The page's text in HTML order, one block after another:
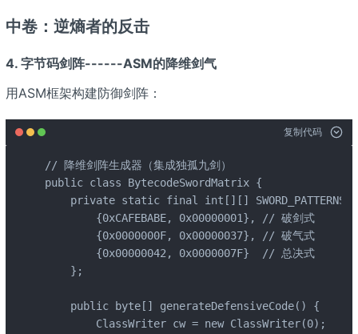
中卷：逆熵者的反击
4. 字节码剑阵------ASM的降维剑气
用ASM框架构建防御剑阵：
复制代码
// 降维剑阵生成器（集成独孤九剑）
public class BytecodeSwordMatrix {
private static final int[][] SWORD_PATTERNS
        {0xCAFEBABE, 0x00000001}, // 破剑式
        {0x0000000F, 0x00000037}, // 破气式
        {0x00000042, 0x0000007F}  // 总决式
    };
    public byte[] generateDefensiveCode() {
        ClassWriter cw = new ClassWriter(0);